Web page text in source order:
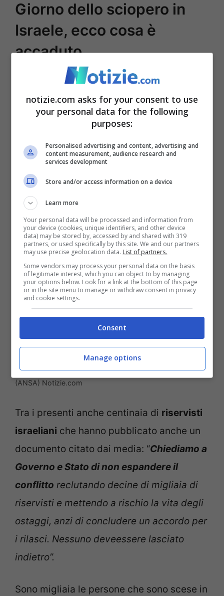
Giorno dello sciopero in
Israele, ecco cosa è
accaduto
Il giorno dello sciopero in Israele ha avuto
una cassa di risonanza importante in
tutto il mondo,proprio quello che si
sostegno dei cittadini rapiti dai terroristi di
famiglie degli ostaggi per chiedere la fine
della guerra e il rilascio degli ostaggi.
Giorno dello sciopero in Israele, ecco cosa è accaduto
(ANSA) Notizie.com
Tra i presenti anche centinaia di riservisti
israeliani che hanno pubblicato anche un
documento citato dai media: “Chiediamo a
Governo e Stato di non espandere il
conflitto reclutando decine di migliaia di
riservisti e mettendo a rischio la vita degli
ostaggi, anzi di concludere un accordo per
i rilasci. Nessuno deveessere lasciato
indietro”.
Sono migliaia le persone che sono scese in
notizie.com asks for your consent to use
your personal data for the following
purposes:
Personalised advertising and content, advertising and
content measurement, audience research and
services development
Store and/or access information on a device
Learn more
Your personal data will be processed and information from
your device (cookies, unique identifiers, and other device
data) may be stored by, accessed by and shared with 319
partners, or used specifically by this site. We and our partners
may use precise geolocation data. List of partners.
Some vendors may process your personal data on the basis
of legitimate interest, which you can object to by managing
your options below. Look for a link at the bottom of this page
or in the site menu to manage or withdraw consent in privacy
and cookie settings.
Consent
Manage options